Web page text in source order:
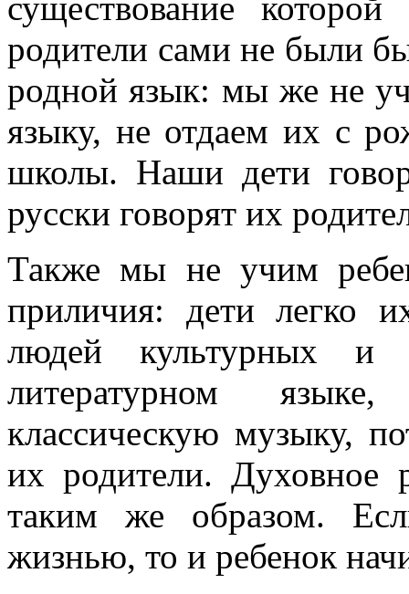
родители сами не были
родной язык: мы же не
языку, не отдаем их с
школы. Наши дети
русски говорят их
Также мы не учим
приличия: дети легко
людей культурных и
литературном
классическую музыку,
их родители. Духовное
таким же образом.
жизнью, то и ребенок